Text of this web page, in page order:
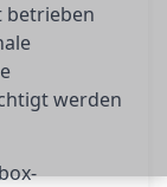
betrieben
werden